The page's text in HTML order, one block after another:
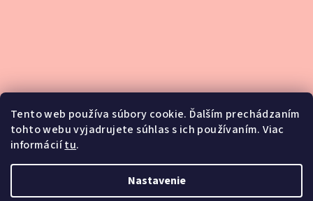
Tento web používa súbory cookie. Ďalším prechádzaním
tohto webu vyjadrujete súhlas s ich používaním. Viac
informáciítu.
Nastavenie
Podsedlové dečky
Blog